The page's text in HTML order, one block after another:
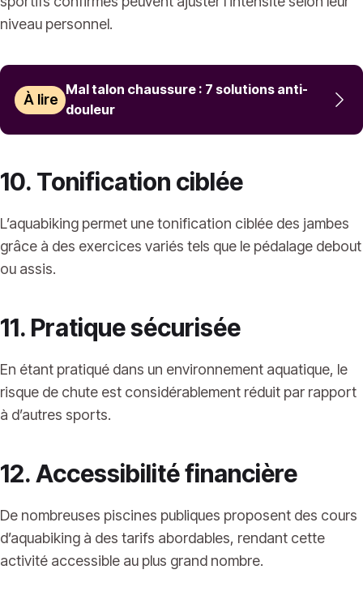
niveau personnel.
À lire
Mal talon chaussure : 7 solutions anti-
douleur
10. Tonification ciblée
L’aquabiking permet une tonification ciblée des jambes
grâce à des exercices variés tels que le pédalage debout
ou assis.
11. Pratique sécurisée
En étant pratiqué dans un environnement aquatique, le
risque de chute est considérablement réduit par rapport
à d’autres sports.
12. Accessibilité financière
De nombreuses piscines publiques proposent des cours
d’aquabiking à des tarifs abordables, rendant cette
activité accessible au plus grand nombre.